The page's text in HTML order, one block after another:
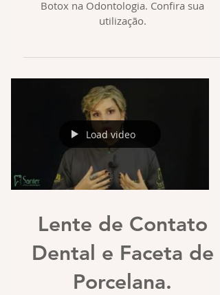
Botox na Odontologia. Confira sua
utilização.
Load video
Lente de Contato
Dental e Faceta de
Porcelana.